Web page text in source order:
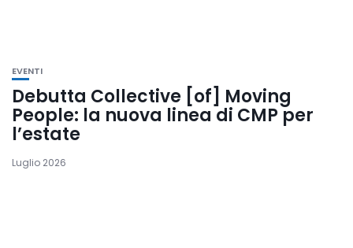
EVENTI
Debutta Collective [of] Moving
People: la nuova linea di CMP per
l’estate
Luglio 2026